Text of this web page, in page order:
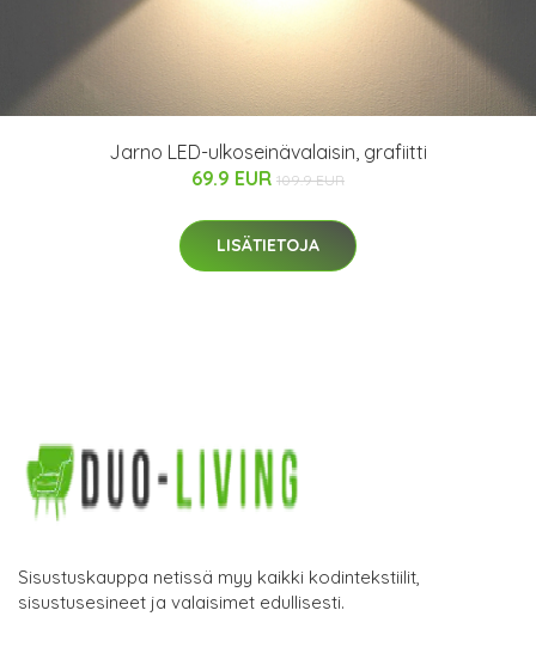
Jarno LED-ulkoseinävalaisin, grafiitti
69.9 EUR 109.9 EUR
LISÄTIETOJA
Sisustuskauppa netissä myy kaikki kodintekstiilit,
sisustusesineet ja valaisimet edullisesti.